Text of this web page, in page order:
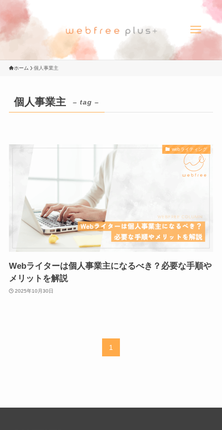
ホーム 個人事業主
個人事業主 – tag –
webライティング
Webライターは個人事業主になるべき？必要な手順や
メリットを解説
2025年10月30日
1